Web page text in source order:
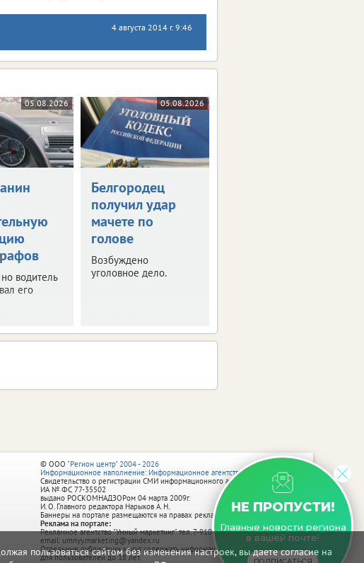
пользоваться сайтом без изменения настроек, вы даете согласие на
4 августа 2014 г. 9:46
05.08.2026
водитель
его
05.08.2026
Белгородец
получил удар
мачете по
голове
Возбуждено
уголовное дело.
НЕ ПРОПУСТИ!
Главные новости региона
в вашей почте!
© ООО "Регион центр" 2004 - 2026
Информационное наполнение: Информационное агентство vRossii.ru
Свидетельство о регистрации СМИ информационного агентства vRossii.ru
ИА № ФС 77‑35502
выдано РОСКОМНАДЗОРом 04 марта 2009г.
И. О. Главного редактора Нарыков А. Н.
Баннеры на портале размещаются на правах рекламы.
Реклама на портале:
Рекламное агентство "Умный маркетинг" тел. 7-910-267-70-40,
email: umnyy.marketing@yandex.ru
Отдельные публикации могут содержать информацию, не предназначенную
для пользователей до 18 лет.